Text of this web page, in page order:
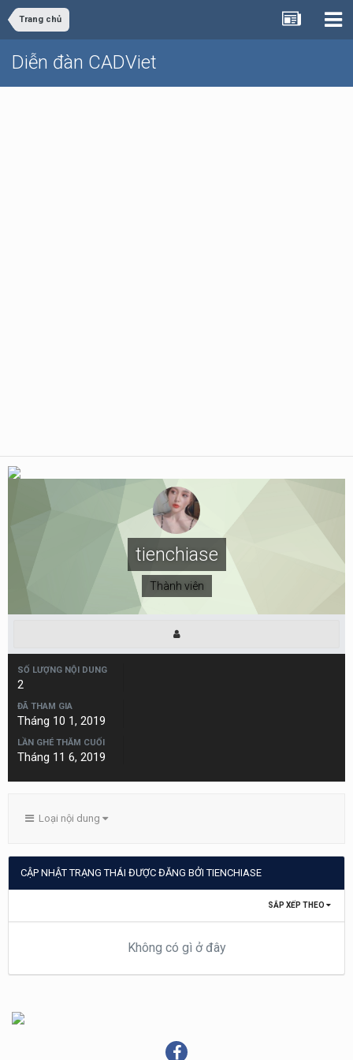
Trang chủ
Diễn đàn CADViet
tienchiase
Thành viên
SỐ LƯỢNG NỘI DUNG
2
ĐÃ THAM GIA
Tháng 10 1, 2019
LẦN GHÉ THĂM CUỐI
Tháng 11 6, 2019
Loại nội dung
CẬP NHẬT TRẠNG THÁI ĐƯỢC ĐĂNG BỞI TIENCHIASE
SẮP XẾP THEO
Không có gì ở đây